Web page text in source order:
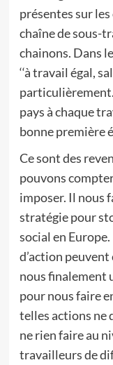
présentes sur
chaîne de sous-
chainons. Dans
‘‘à travail égal,
pays à chaque
bonne première
Ce sont des
pouvons
imposer. Il nous
stratégie pour
social en
d’action
nous finalement
pour nous faire
telles actions ne
ne rien faire au
travailleurs de